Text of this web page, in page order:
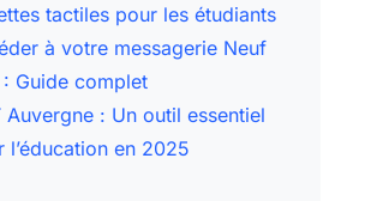
tactiles pour les étudiants
à votre messagerie Neuf
: Guide complet
Auvergne : Un outil essentiel
l’éducation en 2025